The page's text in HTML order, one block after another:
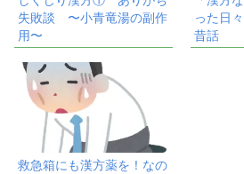
失敗談 〜小青竜湯の副作
用〜
った日
昔話
救急箱にも漢方薬を！なの